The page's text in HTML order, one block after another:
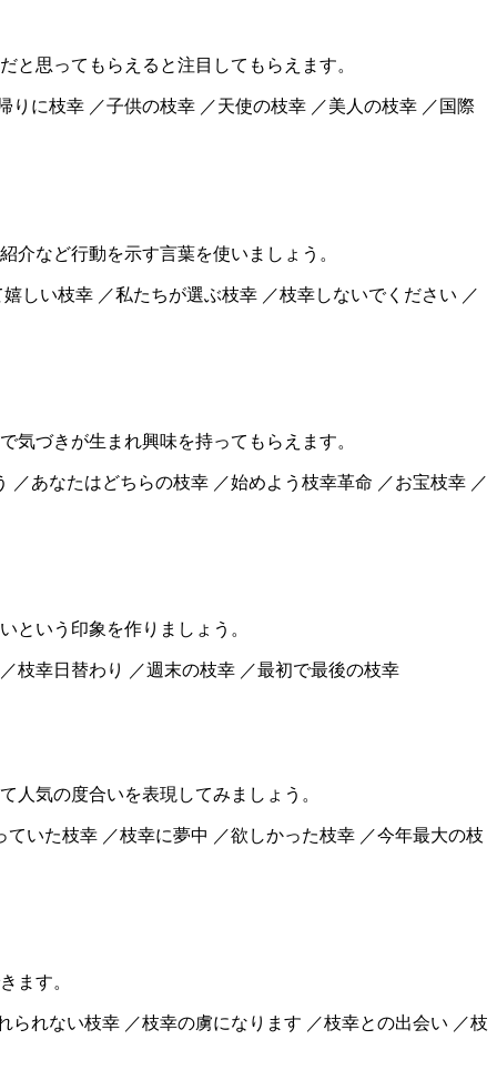
思ってもらえると注目してもらえます。
に枝幸 ／子供の枝幸 ／天使の枝幸 ／美人の枝幸 ／国際
介など行動を示す言葉を使いましょう。
しい枝幸 ／私たちが選ぶ枝幸 ／枝幸しないでください ／
気づきが生まれ興味を持ってもらえます。
あなたはどちらの枝幸 ／始めよう枝幸革命 ／お宝枝幸 ／
という印象を作りましょう。
枝幸日替わり ／週末の枝幸 ／最初で最後の枝幸
人気の度合いを表現してみましょう。
いた枝幸 ／枝幸に夢中 ／欲しかった枝幸 ／今年最大の枝
ます。
れない枝幸 ／枝幸の虜になります ／枝幸との出会い ／枝